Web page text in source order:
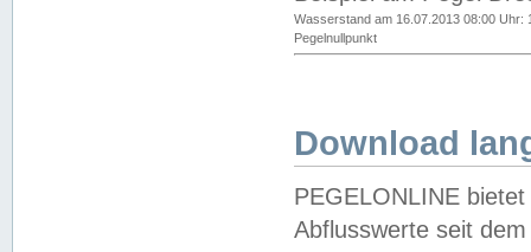
Wasserstand am 16.07.2013 08:00 Uhr:
Pegelnullpunkt
Download
PEGELONLINE
Abflusswerte seit